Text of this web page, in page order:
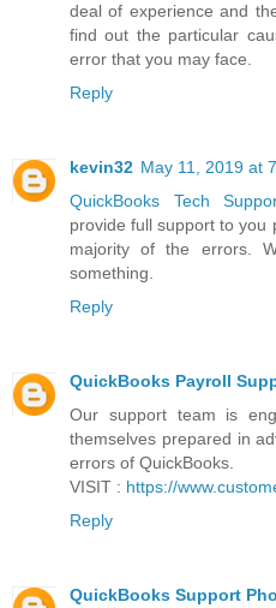
deal of experience and
find out the particular
error that you may face.
Reply
kevin32 May 11, 2019 at
QuickBooks Tech
provide full support to you
majority of the errors.
something.
Reply
QuickBooks Payroll
Our support team is
themselves prepared in
errors of QuickBooks.
VISIT : https://
Reply
QuickBooks Support